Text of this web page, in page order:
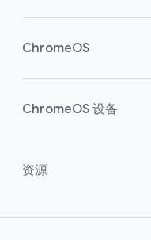
概述
ChromeOS
概述
ChromeOS 设备
概述
设备
资源